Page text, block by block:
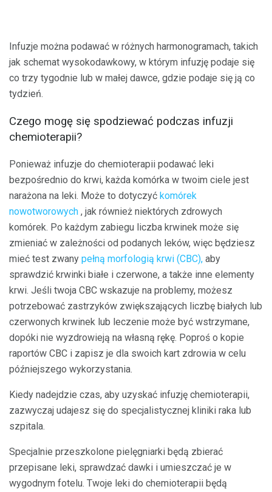
Infuzje można podawać w różnych harmonogramach, takich
jak schemat wysokodawkowy, w którym infuzję podaje się
co trzy tygodnie lub w małej dawce, gdzie podaje się ją co
tydzień.
Czego mogę się spodziewać podczas infuzji
chemioterapii?
Ponieważ infuzje do chemioterapii podawać leki
bezpośrednio do krwi, każda komórka w twoim ciele jest
narażona na leki. Może to dotyczyć komórek
nowotworowych , jak również niektórych zdrowych
komórek. Po każdym zabiegu liczba krwinek może się
zmieniać w zależności od podanych leków, więc będziesz
mieć test zwany pełną morfologią krwi (CBC), aby
sprawdzić krwinki białe i czerwone, a także inne elementy
krwi. Jeśli twoja CBC wskazuje na problemy, możesz
potrzebować zastrzyków zwiększających liczbę białych lub
czerwonych krwinek lub leczenie może być wstrzymane,
dopóki nie wyzdrowieją na własną rękę. Poproś o kopie
raportów CBC i zapisz je dla swoich kart zdrowia w celu
późniejszego wykorzystania.
Kiedy nadejdzie czas, aby uzyskać infuzję chemioterapii,
zazwyczaj udajesz się do specjalistycznej kliniki raka lub
szpitala.
Specjalnie przeszkolone pielęgniarki będą zbierać
przepisane leki, sprawdzać dawki i umieszczać je w
wygodnym fotelu. Twoje leki do chemioterapii będą